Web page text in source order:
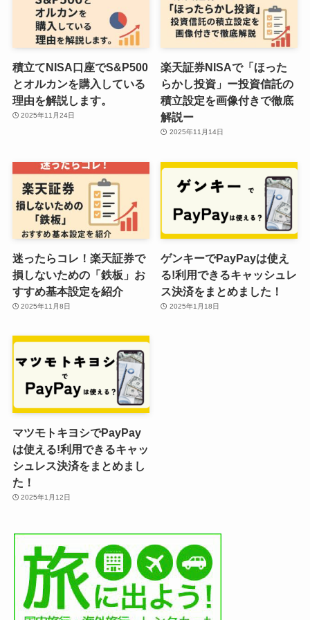
積立てNISA口座でS&P500
とオルカンを購入している
理由を解説します。
2025年11月24日
楽天証券NISAで「ほった
らかし投資」ー投資信託の
積立設定を画像付きで徹底
解説ー
2025年11月14日
迷ったらコレ！楽天証券で
損しないための「鉄板」お
すすめ基本設定を紹介
2025年11月8日
ゲンキーでPayPayは使え
る!利用できるキャッシュレ
ス決済をまとめました！
2025年1月18日
マツモトキヨシでPayPay
は使える!利用できるキャッ
シュレス決済をまとめまし
た！
2025年1月12日